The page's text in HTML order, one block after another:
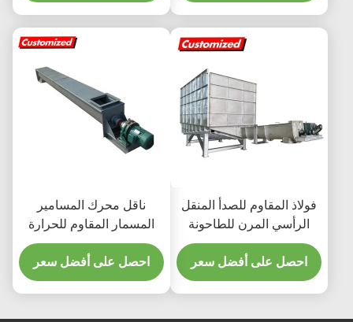
فولاذ المقاوم للصدأ المنقل
الرأسي المرن للطاحونة
المقاوم للحرارة مع الهوبر
للاستخدام الصناعي
احصل على أفضل سعر
ناقل محرك المسامير
المسمار المقاوم للحرارة
من الفولاذ المقاوم للصدأ
المخصص للتطبيقات
الصناعية
احصل على أفضل سعر